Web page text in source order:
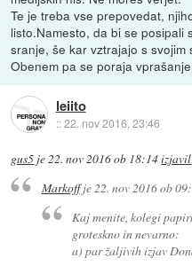
Te je treba vse prepovedat,
listo.Namesto, da bi se posipali
sranje, še kar vztrajajo s svojim
Obenem pa se poraja
leiito
::22. nov 2016, 23:46
gus5 je22. nov 2016 ob 18:14izjavil
Markoffje22. nov 2016 ob
Kaj menite, kolegi
groteskno in nevarno:
a) par žaljivih izjav